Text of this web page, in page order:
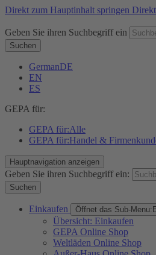
Direkt zum Hauptinhalt springen
Geben Sie ihren Suchbegriff ein
Suchen
GermanDE
EN
ES
GEPA für:
GEPA für:Alle
GEPA für:Handel &
Hauptnavigation anzeigen
Geben Sie ihren Suchbegriff ein:
Suchen
Einkaufen Öffnet das Sub-Menu:
Übersicht: Einkaufen
GEPA Online Shop
Weltläden Online Shop